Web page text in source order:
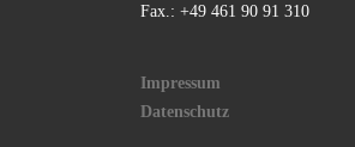
Fax.: +49 461 90 91 310
Impressum
Datenschutz